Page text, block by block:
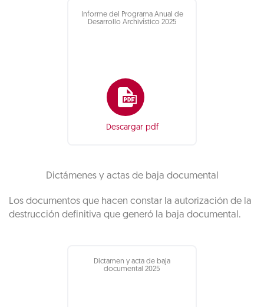
Informe del Programa Anual de
Desarrollo Archivístico 2025
Descargar pdf
Dictámenes y actas de baja documental
Los documentos que hacen constar la autorización de la
destrucción definitiva que generó la baja documental.
Dictamen y acta de baja
documental 2025